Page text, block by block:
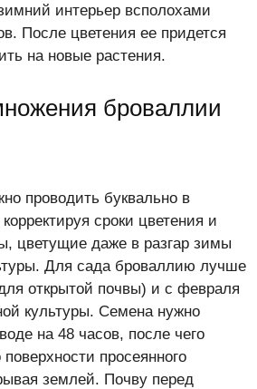
интерьер всполохами
После цветения ее придется
на новые растения.
броваллии
проводить буквально в
сроки цветения и
цветущие даже в разгар зимы
Для сада броваллию лучше
открытой почвы) и с февраля
культуры. Семена нужно
на 48 часов, после чего
просеянного
землей. Почву перед